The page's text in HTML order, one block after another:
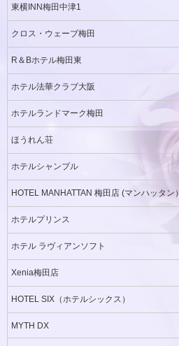
東横INN梅田中津1
クロス・ウェーブ梅田
R＆Bホテル梅田東
ホテル法華クラブ大阪
ホテルランドマーク梅田
ほうれん荘
ホテルシャンブル
HOTEL MANHATTAN 梅田店 (マンハッタン）
ホテルプリンス
ホテル ラヴィアンソフト
Xenia梅田店
HOTEL SIX（ホテルシックス）
MYTH DX